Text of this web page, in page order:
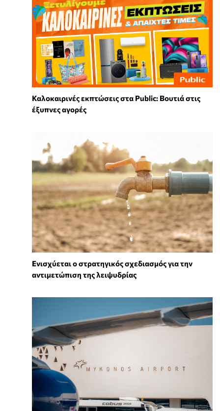
Καλοκαιρινές εκπτώσεις στα Public: Βουτιά στις
έξυπνες αγορές
Ενισχύεται ο στρατηγικός σχεδιασμός για την
αντιμετώπιση της λειψυδρίας